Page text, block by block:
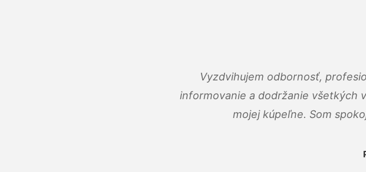
Vyzdvihujem odbornosť,
informovanie a dodržanie všetkých
mojej kúpeľne. Som